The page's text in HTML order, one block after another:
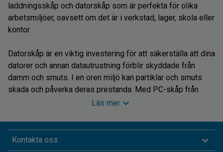
laddningsskåp och datorskåp som är perfekta för olika
arbetsmiljöer, oavsett om det är i verkstad, lager, skola eller
kontor.
Datorskåp är en viktig investering för att säkerställa att dina
datorer och annan datautrustning förblir skyddade från
damm och smuts. I en oren miljö kan partiklar och smuts
skada och påverka deras prestanda. Med PC-skåp från
Cowab kan du vara säker på att din utrustning är väl
Våra dataskåp är designade med både funktionalitet och
säkerhet i åtanke. De är utrustade med låsbara dörrar som
Läs mer
Kontakta oss